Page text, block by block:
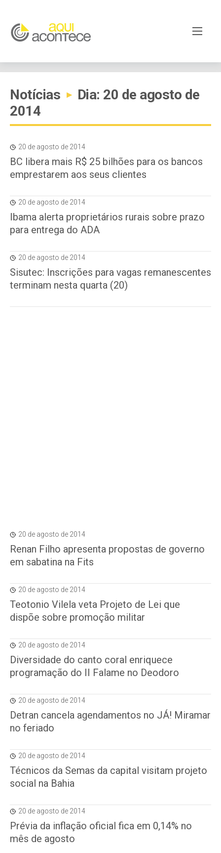
Notícias ▸
Dia: 20 de agosto de
2014
20 de agosto de 2014
BC libera mais R$ 25 bilhões para os bancos
emprestarem aos seus clientes
20 de agosto de 2014
Ibama alerta proprietários rurais sobre prazo
para entrega do ADA
20 de agosto de 2014
Sisutec: Inscrições para vagas remanescentes
terminam nesta quarta (20)
20 de agosto de 2014
Renan Filho apresenta propostas de governo
em sabatina na Fits
20 de agosto de 2014
Teotonio Vilela veta Projeto de Lei que
dispõe sobre promoção militar
20 de agosto de 2014
Diversidade do canto coral enriquece
programação do II Falame no Deodoro
20 de agosto de 2014
Detran cancela agendamentos no JÁ! Miramar
no feriado
20 de agosto de 2014
Técnicos da Semas da capital visitam projeto
social na Bahia
20 de agosto de 2014
Prévia da inflação oficial fica em 0,14% no
mês de agosto